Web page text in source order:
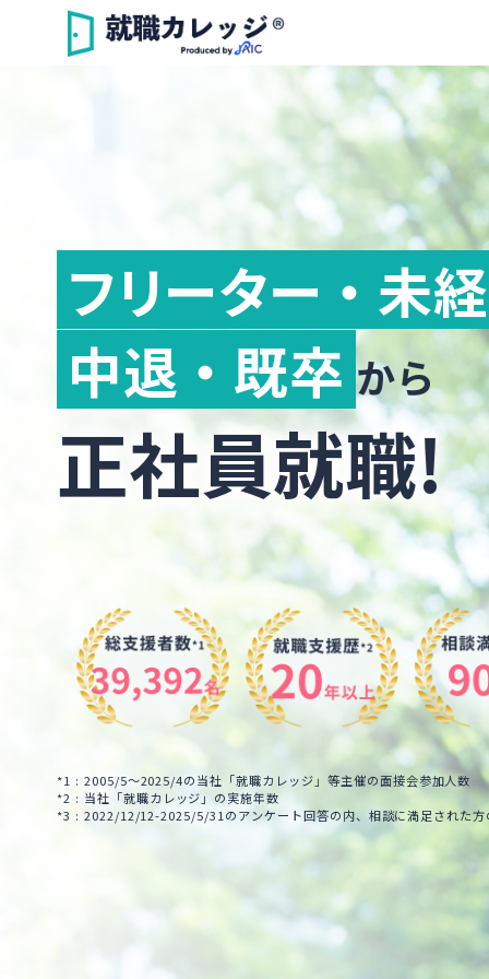
フリーター ・ 未
中退 ・ 既卒 から
正社員就職!
*1 : 2005/5～2025/4の当社「就職カレッジ」等主催の面接会参加人数
*2 : 当社「就職カレッジ」の実施年数
*3 : 2022/12/12-2025/5/31のアンケート回答の内、相談に満足された方